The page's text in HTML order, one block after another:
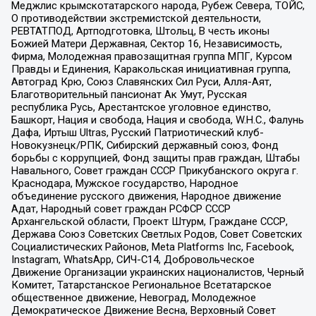
Меджлис крымскотатарского народа, Рубеж Севера, ТОЙС,
О противодействии экстремистской деятельности,
РЕВТАТПОД, Артподготовка, Штольц, В честь иконы
Божией Матери Державная, Сектор 16, Независимость,
Фирма, Молодежная правозащитная группа МПГ, Курсом
Правды и Единения, Каракольская инициативная группа,
Автоград Крю, Союз Славянских Сил Руси, Алля-Аят,
Благотворительный пансионат Ак Умут, Русская
республика Русь, Арестантское уголовное единство,
Башкорт, Нация и свобода, Нация и свобода, W.H.С., Фалунь
Дафа, Иртыш Ultras, Русский Патриотический клуб-
Новокузнецк/РПК, Сибирский державный союз, Фонд
борьбы с коррупцией, Фонд защиты прав граждан, Штабы
Навального, Совет граждан СССР Прикубанского округа г.
Краснодара, Мужское государство, Народное
объединение русского движения, Народное движение
Адат, Народный совет граждан РСФСР СССР
Архангельской области, Проект Штурм, Граждане СССР,
Держава Союз Советских Светлых Родов, Совет Советских
Социалистических Районов, Meta Platforms Inc, Facebook,
Instagram, WhatsApp, СИЧ-С14, Добровольческое
Движение Организации украинских националистов, Черный
Комитет, Татарстанское Региональное Всетатарское
общественное движение, Невоград, Молодежное
Демократическое Движение Весна, Верховный Совет